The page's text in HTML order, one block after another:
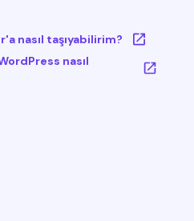
nasıl taşıyabilirim?
nasıl